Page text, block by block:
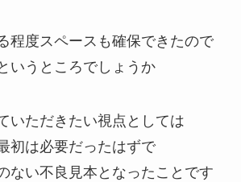
程度スペースも確保できたので
いうところでしょうか
いただきたい視点としては
初は必要だったはずで
ない不良見本となったことです